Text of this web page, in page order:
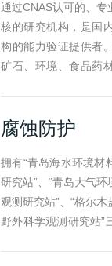
通过CNAS认可的、专
核的研究机构，是国
构的能力验证提供者
矿石、环境、食品药
联盟理事长单位；
数据库管理者；是国
验证提供方。
腐蚀防护
拥有“青岛海水环境材
研究站”、“青岛大气
观测研究站”、“格尔
野外科学观测研究站”